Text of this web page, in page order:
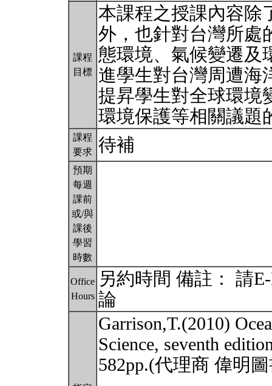
課程
目標
本課程之授課內容除
外，也針對台灣所處
態環境、氣候變遷及
進學生對台灣周遭海
提昇學生對全球環境
環境保護等相關議
課程
要求 待補
預期
每週
課前
或/與
課後
學習
時數
Office
Hours
另約時間 備註： 請
論
Garrison,T.(2010)
Science, seventh
582pp.(代理商 偉明